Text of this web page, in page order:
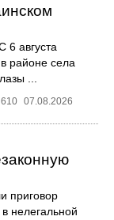
6 августа
районе села
...
610 07.08.2026
приговор
нелегальной